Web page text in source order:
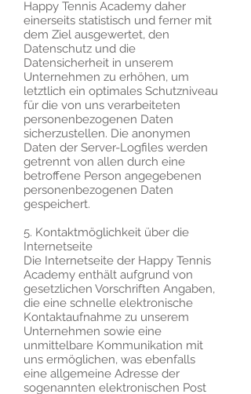
Happy Tennis Academy daher
einerseits statistisch und ferner mit
dem Ziel ausgewertet, den
Datenschutz und die
Datensicherheit in unserem
Unternehmen zu erhöhen, um
letztlich ein optimales Schutzniveau
für die von uns verarbeiteten
personenbezogenen Daten
sicherzustellen. Die anonymen
Daten der Server-Logfiles werden
getrennt von allen durch eine
betroffene Person angegebenen
personenbezogenen Daten
gespeichert.
5. Kontaktmöglichkeit über die
Internetseite
Die Internetseite der Happy Tennis
Academy enthält aufgrund von
gesetzlichen Vorschriften Angaben,
die eine schnelle elektronische
Kontaktaufnahme zu unserem
Unternehmen sowie eine
unmittelbare Kommunikation mit
uns ermöglichen, was ebenfalls
eine allgemeine Adresse der
sogenannten elektronischen Post